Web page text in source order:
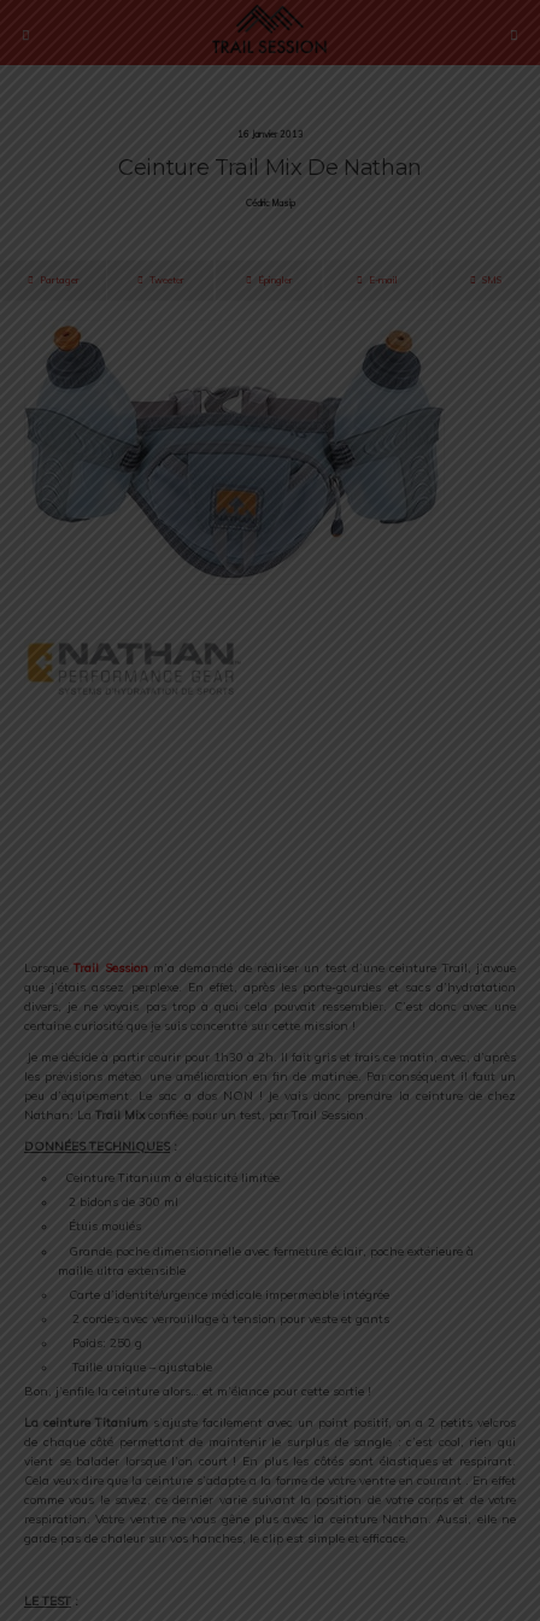
16 Janvier 2013
Ceinture Trail Mix De Nathan
Cédric Masip
Partager Tweeter Épingler E-mail SMS
LorsqueTrail Sessionm’a demandé de réaliser un test d’une ceinture Trail, j’avoue
que j’étais assez perplexe. En effet, après les porte-gourdes et sacs d’hydratation
divers, je ne voyais pas trop à quoi cela pouvait ressembler. C’est donc avec une
certaine curiosité que je suis concentré sur cette mission !
Je me décide à partir courir pour 1h30 à 2h. Il fait gris et frais ce matin, avec, d’après
les prévisions météo une amélioration en fin de matinée. Par conséquent il faut un
peu d’équipement. Le sac a dos NON ! Je vais donc prendre la ceinture de chez
Nathan: La Trail Mixconfiée pour un test, par Trail Session.
DONNÉES TECHNIQUES :
Ceinture Titanium à élasticité limitée
2 bidons de 300 ml
Étuis moulés
Grande poche dimensionnelle avec fermeture éclair, poche extérieure à
maille ultra extensible
Carte d’identité/urgence médicale imperméable intégrée
2 cordes avec verrouillage à tension pour veste et gants
Poids: 250 g
Taille unique – ajustable
Bon, j’enfile la ceinture alors… et m’élance pour cette sortie !
La ceinture Titanium s’ajuste facilement avec un point positif, on a 2 petits velcros
de chaque côté permettant de maintenir le surplus de sangle : c’est cool, rien qui
vient se balader lorsque l’on court ! En plus les côtés sont élastiques et respirant.
Cela veux dire que la ceinture s’adapte a la forme de votre ventre en courant . En effet
comme vous le savez, ce dernier varie suivant la position de votre corps et de votre
respiration. Votre ventre ne vous gêne plus avec la ceinture Nathan. Aussi, elle ne
garde pas de chaleur sur vos hanches, le clip est simple et efficace.
LE TEST :